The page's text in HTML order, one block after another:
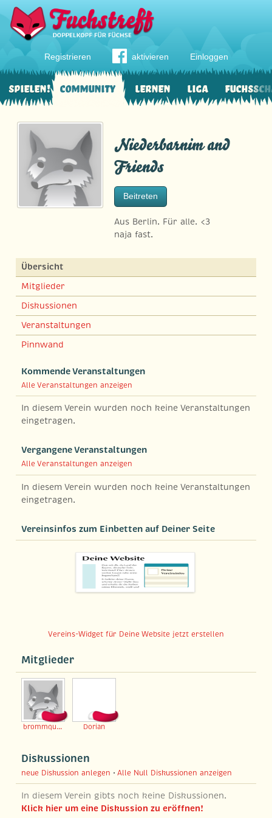
Registrieren aktivieren Einloggen
Community Lernen Liga
Spielen!
Niederbarnim and
Friends
Beitreten
Aus Berlin. Für alle. <3
naja fast.
Übersicht
Mitglieder
Diskussionen
Veranstaltungen
Pinnwand
Kommende Veranstaltungen
Alle Veranstaltungen anzeigen
In diesem Verein wurden noch keine Veranstaltungen
eingetragen.
Vergangene Veranstaltungen
Alle Veranstaltungen anzeigen
In diesem Verein wurden noch keine Veranstaltungen
eingetragen.
Vereinsinfos zum Einbetten auf Deiner Seite
Vereins-Widget für Deine Website jetzt erstellen
Mitglieder
brommquisz Dorian
Diskussionen
neue Diskussion anlegen • Alle Null Diskussionen anzeigen
In diesem Verein gibts noch keine Diskussionen.
Klick hier um eine Diskussion zu eröffnen!